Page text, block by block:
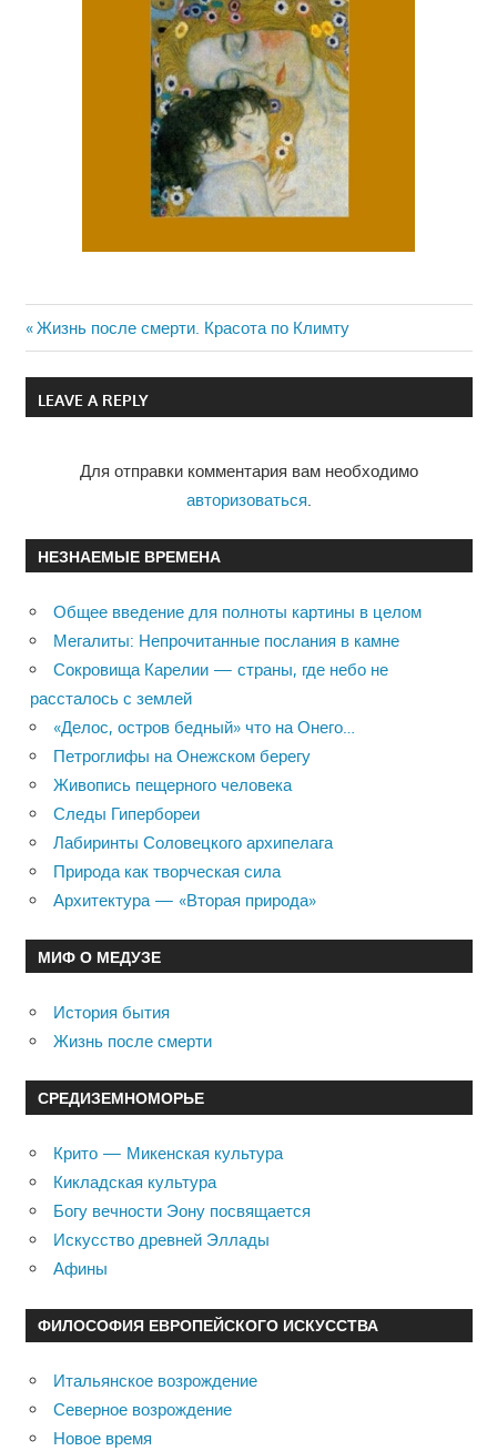
Навигация
по
Previous
Post:
Жизнь после смерти. Красота по Климту
LEAVE A REPLY
Для отправки комментария вам необходимо
авторизоваться
НЕЗНАЕМЫЕ ВРЕМЕНА
Общее введение для полноты картины в целом
Мегалиты: Непрочитанные послания в камне
Сокровища Карелии — страны, где небо не
рассталось с землей
«Делос, остров бедный» что на Онего…
Петроглифы на Онежском берегу
Живопись пещерного человека
Следы Гипербореи
Лабиринты Соловецкого архипелага
Природа как творческая сила
Архитектура — «Вторая природа»
МИФ О МЕДУЗЕ
История бытия
Жизнь после смерти
СРЕДИЗЕМНОМОРЬЕ
Крито — Микенская культура
Кикладская культура
Богу вечности Эону посвящается
Искусство древней Эллады
Афины
ФИЛОСОФИЯ ЕВРОПЕЙСКОГО ИСКУССТВА
Итальянское возрождение
Северное возрождение
Новое время